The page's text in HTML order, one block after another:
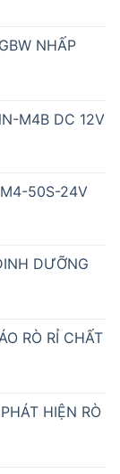
NHẤP
M4B DC 12V
50S-24V
DƯỠNG
RÒ RỈ CHẤT
HIỆN RÒ